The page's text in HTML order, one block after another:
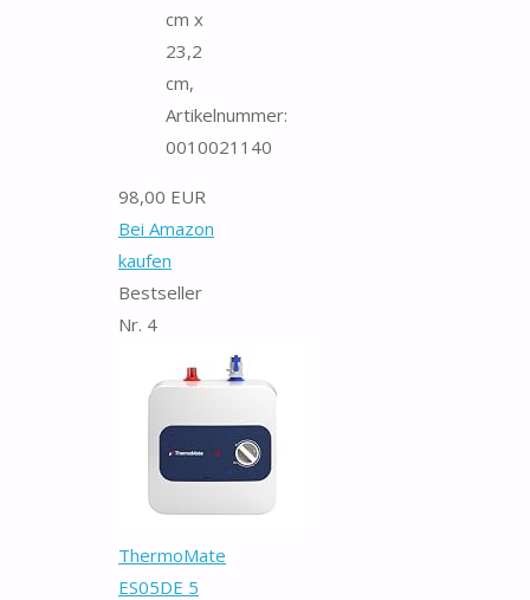
cm x
23,2
cm,
Artikelnummer:
0010021140
98,00 EUR
Bei Amazon
kaufen
Bestseller
Nr. 4
ThermoMate
ES05DE 5